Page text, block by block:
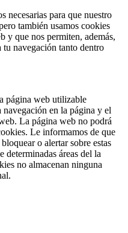
necesarias para que nuestro
también usamos cookies
y que nos permiten, además,
tu navegación tanto dentro
página web utilizable
en la página y el
La página web no podrá
Le informamos de que
o alertar sobre estas
determinadas áreas del la
no almacenan ninguna